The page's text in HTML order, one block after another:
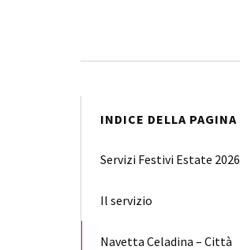
INDICE DELLA PAGINA
Servizi Festivi Estate 2026
Il servizio
Navetta Celadina – Città